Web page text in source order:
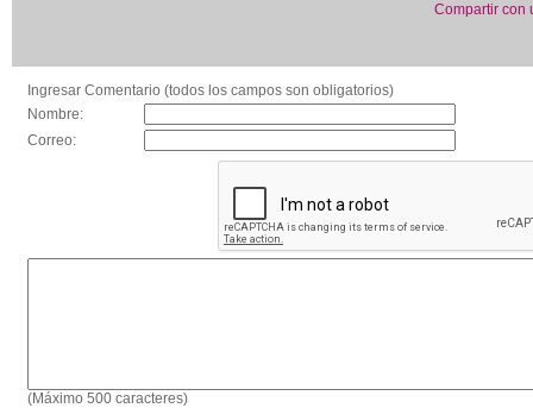
Compartir con
Ingresar Comentario (todos los campos son obligatorios)
Nombre:
Correo:
(Máximo 500 caracteres)